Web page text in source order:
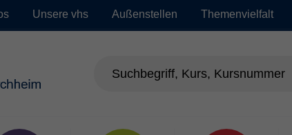
Unsere vhs Außenstellen Themenvielfalt